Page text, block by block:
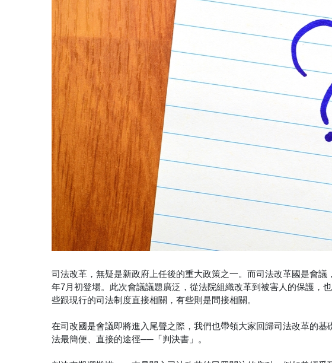
司法改革，無疑是新政府上任後的重大政策之一。而司法改革國是會
年7月初登場。此次會議議題廣泛，從法院組織改革到被害人的保護，
些跟現行的司法制度直接相關，有些則是間接相關。
在司改國是會議即將進入尾聲之際，我們也帶領大家回歸司法改革的
法最簡便、直接的途徑──「判決書」。